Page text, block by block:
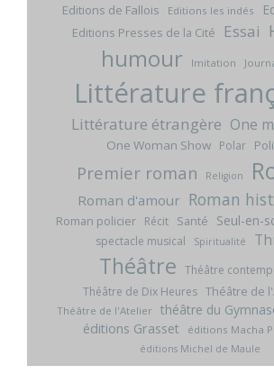
Editions de Fallois Editions les indés
Editions Presses de la Cité Essai
humour Imitation
Littérature
Littérature étrangère One
One Woman Show Polar
Premier roman Religion
Roman d'amour Roman
Roman policier Récit Santé Seul-en-
spectacle musical
Spiritualité
Théâtre Théâtre
Théâtre de Dix Heures Théâtre de
Théâtre de l'Atelier théâtre du
éditions Grasset
éditions Macha
éditions Michel de Maule